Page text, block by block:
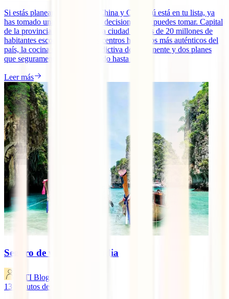
Si estás planeando un viaje a China y Chengdú está en tu lista, ya
has tomado una de las mejores decisiones que puedes tomar. Capital
de la provincia de Sichuan, esta ciudad de más de 20 millones de
habitantes esconde uno de los centros históricos más auténticos del
país, la cocina más picante y adictiva del continente y dos planes
que seguramente te habrán traído hasta aquí.
Leer más
Seguro de viaje a Tailandia
IATI Blog
13
minutos de lectura